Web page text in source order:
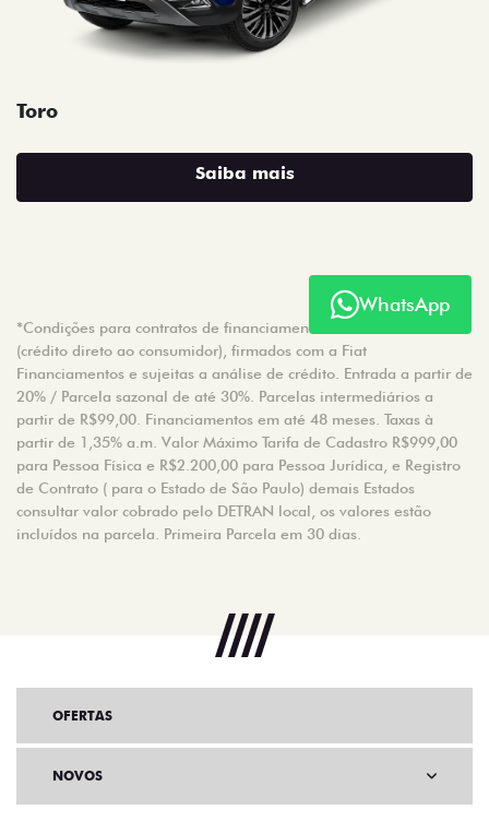
Toro
Saiba mais
*Condições para contratos de financiamento na modalidade CDC
(crédito direto ao consumidor), firmados com a Fiat
Financiamentos e sujeitas a análise de crédito. Entrada a partir de
20% / Parcela sazonal de até 30%. Parcelas intermediários a
partir de R$99,00. Financiamentos em até 48 meses. Taxas à
partir de 1,35% a.m. Valor Máximo Tarifa de Cadastro R$999,00
para Pessoa Física e R$2.200,00 para Pessoa Jurídica, e Registro
de Contrato ( para o Estado de São Paulo) demais Estados
consultar valor cobrado pelo DETRAN local, os valores estão
incluídos na parcela. Primeira Parcela em 30 dias.
WhatsApp
OFERTAS
NOVOS